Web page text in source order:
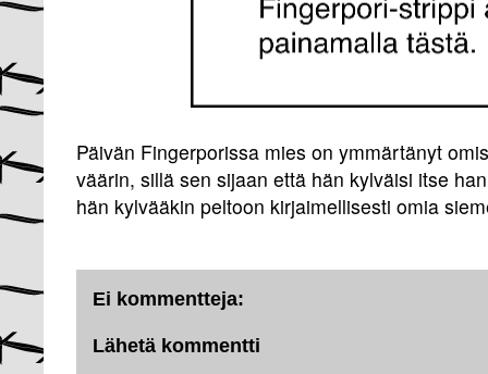
Päivän Fingerporissa mies on ymmärtänyt
väärin, sillä sen sijaan että hän kylväisi itse
hän kylvääkin peltoon kirjaimellisesti omia
Ei kommentteja:
Lähetä kommentti